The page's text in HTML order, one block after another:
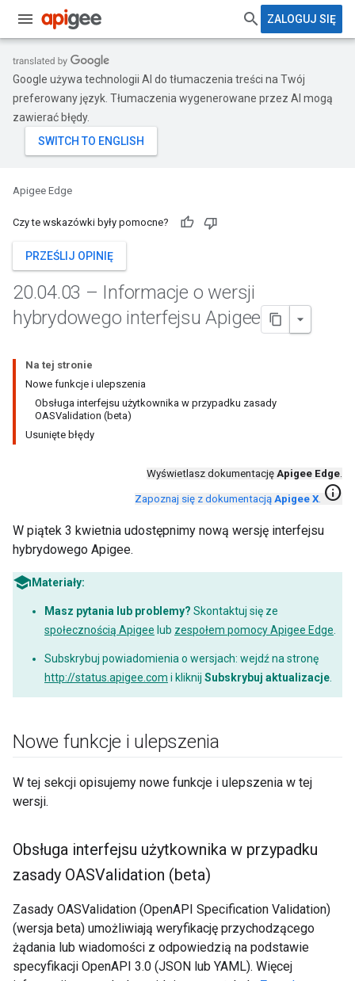
ZALOGUJ SIĘ
Google używa technologii AI do tłumaczenia treści na Twój
preferowany język. Tłumaczenia wygenerowane przez AI mogą
zawierać błędy.
Apigee Edge
Czy te wskazówki były pomocne?
PRZEŚLIJ OPINIĘ
20.04.03 – Informacje o wersji
hybrydowego interfejsu Apigee
Na tej stronie
Nowe funkcje i ulepszenia
Obsługa interfejsu użytkownika w przypadku zasady
OASValidation (beta)
Usunięte błędy
Wyświetlasz dokumentację Apigee Edge.
Zapoznaj się z dokumentacją Apigee X. info
W piątek 3 kwietnia udostępnimy nową wersję interfejsu
hybrydowego Apigee.
Materiały:
Masz pytania lub problemy? Skontaktuj się ze
społecznością Apigee lub zespołem pomocy Apigee Edge
Subskrybuj powiadomienia o wersjach: wejdź na stronę
http://status.apigee.com i kliknij Subskrybuj aktualizacje
Nowe funkcje i ulepszenia
W tej sekcji opisujemy nowe funkcje i ulepszenia w tej
wersji.
Obsługa interfejsu użytkownika w przypadku
zasady OASValidation (beta)
Zasady OASValidation (OpenAPI Specification Validation)
(wersja beta) umożliwiają weryfikację przychodzącego
żądania lub wiadomości z odpowiedzią na podstawie
specyfikacji OpenAPI 3.0 (JSON lub YAML). Więcej